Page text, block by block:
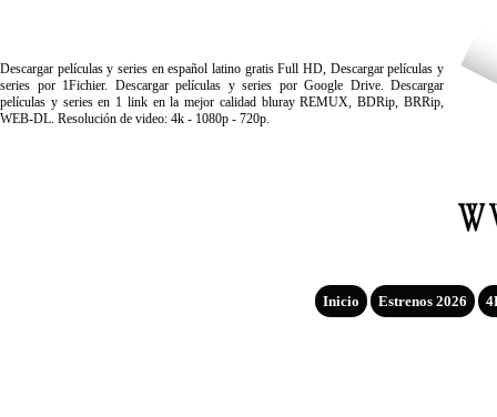
Descargar películas y series en español latino gratis Full HD, Descargar películas y
series por 1Fichier. Descargar películas y series por Google Drive. Descargar
películas y series en 1 link en la mejor calidad bluray REMUX, BDRip, BRRip,
WEB-DL. Resolución de video: 4k - 1080p - 720p.
Inicio Estrenos 2026